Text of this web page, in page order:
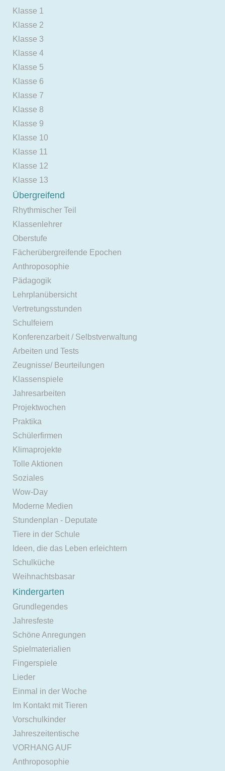
Klasse 1
Klasse 2
Klasse 3
Klasse 4
Klasse 5
Klasse 6
Klasse 7
Klasse 8
Klasse 9
Klasse 10
Klasse 11
Klasse 12
Klasse 13
Übergreifend
Rhythmischer Teil
Klassenlehrer
Oberstufe
Fächerübergreifende Epochen
Anthroposophie
Pädagogik
Lehrplanübersicht
Vertretungsstunden
Schulfeiern
Konferenzarbeit / Selbstverwaltung
Arbeiten und Tests
Zeugnisse/ Beurteilungen
Klassenspiele
Jahresarbeiten
Projektwochen
Praktika
Schülerfirmen
Klimaprojekte
Tolle Aktionen
Soziales
Wow-Day
Moderne Medien
Stundenplan - Deputate
Tiere in der Schule
Ideen, die das Leben erleichtern
Schulküche
Weihnachtsbasar
Kindergarten
Grundlegendes
Jahresfeste
Schöne Anregungen
Spielmaterialien
Fingerspiele
Lieder
Einmal in der Woche
Im Kontakt mit Tieren
Vorschulkinder
Jahreszeitentische
VORHANG AUF
Anthroposophie